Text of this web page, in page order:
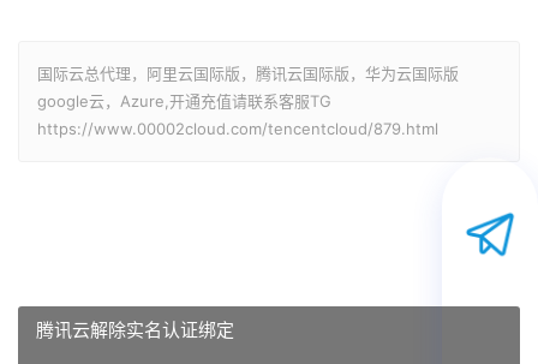
国际云总代理，阿里云国际版，腾讯云国际版，华为云国际版
google云，Azure,开通充值请联系客服TG
https://www.00002cloud.com/tencentcloud/879.html
腾讯云解除实名认证绑定